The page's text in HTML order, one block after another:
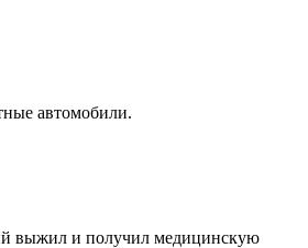
автомобили.
выжил и получил медицинскую